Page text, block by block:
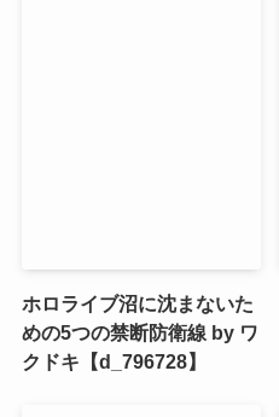
ホロライブ沼に沈まないた
めの5つの禁断防衛線 by ワ
クドキ【d_796728】